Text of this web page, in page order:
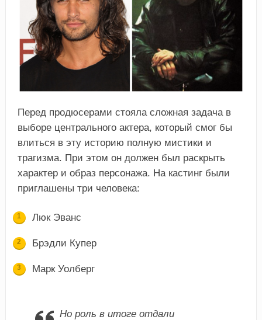
Перед продюсерами стояла сложная задача в
выборе центрального актера, который смог бы
влиться в эту историю полную мистики и
трагизма. При этом он должен был раскрыть
характер и образ персонажа. На кастинг были
приглашены три человека:
Люк Эванс
Брэдли Купер
Марк Уолберг
Но роль в итоге отдали